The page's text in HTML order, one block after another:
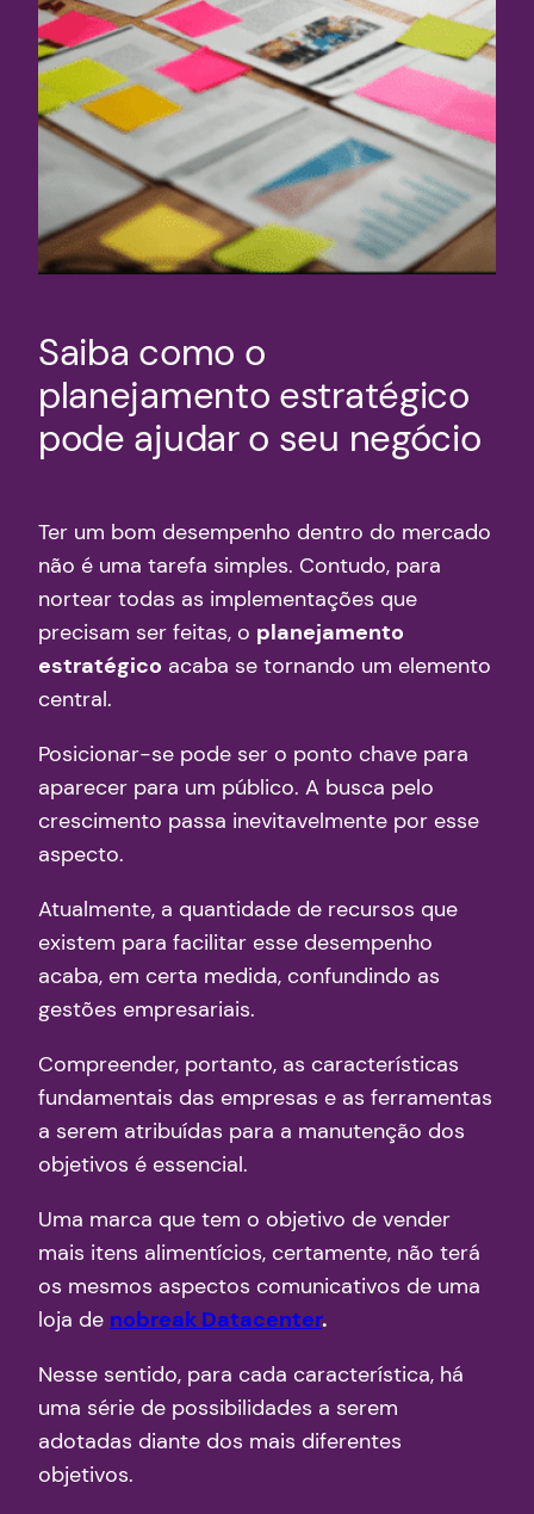
Saiba como o
planejamento estratégico
pode ajudar o seu negócio
Ter um bom desempenho dentro do mercado
não é uma tarefa simples. Contudo, para
nortear todas as implementações que
precisam ser feitas, o planejamento
estratégico acaba se tornando um elemento
central.
Posicionar-se pode ser o ponto chave para
aparecer para um público. A busca pelo
crescimento passa inevitavelmente por esse
aspecto.
Atualmente, a quantidade de recursos que
existem para facilitar esse desempenho
acaba, em certa medida, confundindo as
gestões empresariais.
Compreender, portanto, as características
fundamentais das empresas e as ferramentas
a serem atribuídas para a manutenção dos
objetivos é essencial.
Uma marca que tem o objetivo de vender
mais itens alimentícios, certamente, não terá
os mesmos aspectos comunicativos de uma
loja de nobreak Datacenter.
Nesse sentido, para cada característica, há
uma série de possibilidades a serem
adotadas diante dos mais diferentes
objetivos.